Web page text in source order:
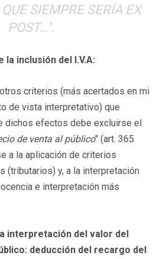
SIEMPRE SERÍA EX
POST…".
la inclusión del I.V.A:
criterios (más acertados en mi
de vista interpretativo) que
dichos efectos debe excluirse el
de venta al público" (art. 365
a la aplicación de criterios
(tributarios) y, a la interpretación
e interpretación más
interpretación del valor del
deducción del recargo del